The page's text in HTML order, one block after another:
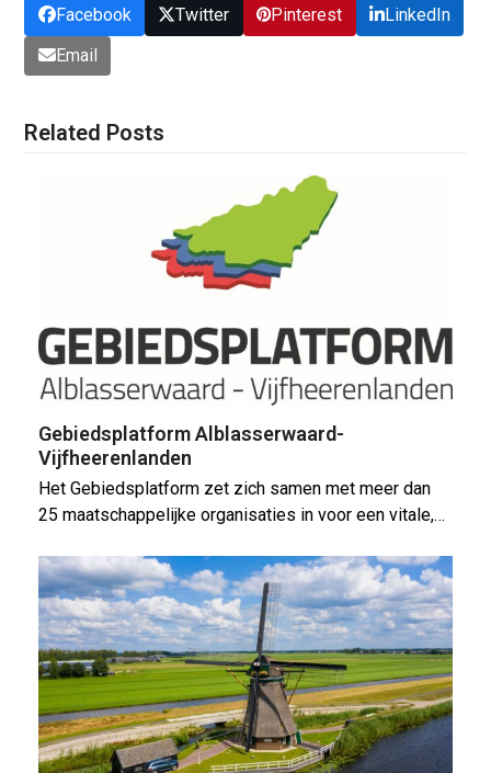
Facebook Twitter Pinterest
LinkedIn
Email
Related Posts
Gebiedsplatform Alblasserwaard-
Vijfheerenlanden
Het Gebiedsplatform zet zich samen met meer dan
25 maatschappelijke organisaties in voor een vitale,…